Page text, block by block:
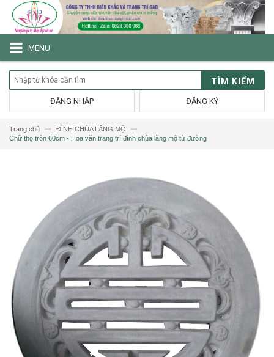
MENU
TÌM KIẾM
ĐĂNG KÝ
ĐĂNG NHẬP
Trang chủ
ĐÌNH CHÙA LĂNG MỘ
Chữ thọ tròn 60cm - Hoa văn trang trí đình chùa lăng mộ từ đường